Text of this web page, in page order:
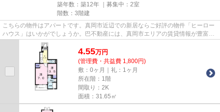
築年数：築12年 ｜募集中： 2室
階数：3階建
こちらの物件はアパートです。真岡市近辺での新居ならご好評の物件「ヒーロー
ハウス」はいかがでしょうか。巴不動産には、真岡市エリアの賃貸情報が豊富で
す。もちろん、店舗へのご来...
4.55万円
(管理費・共益費 1,800円)
敷：0ヶ月｜礼：1ヶ月
所在階：1階
間取り：2K
面積：31.65㎡